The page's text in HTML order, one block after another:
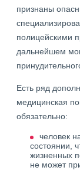
признаны
полицейскими
дальнейшем
Есть ряд
медицинская
обязательно:
человек
состоянии,
жизненных
не может